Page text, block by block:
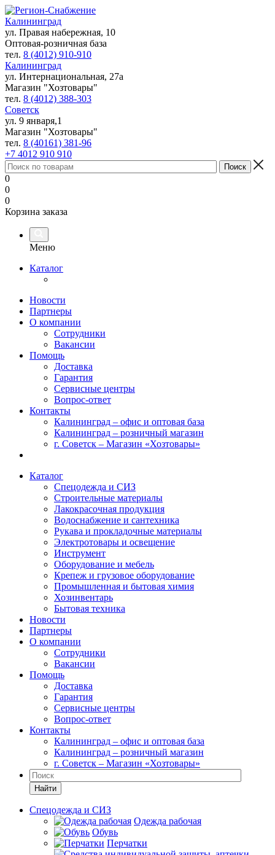
Калининград
ул. Правая набережная, 10
Оптовая-розничная база
тел. 8 (4012) 910-910
Калининград
ул. Интернациональная, 27а
Магазин "Хозтовары"
тел. 8 (4012) 388-303
Советск
ул. 9 января,1
Магазин "Хозтовары"
тел. 8 (40161) 381-96
+7 4012 910 910
0
0
0
Корзина заказа
Меню
Каталог
Новости
Партнеры
О компании
Сотрудники
Вакансии
Помощь
Доставка
Гарантия
Сервисные центры
Вопрос-ответ
Контакты
Калининград – офис и оптовая база
Калининград – розничный магазин
г. Советск – Магазин «Хозтовары»
Каталог
Спецодежда и СИЗ
Строительные материалы
Лакокрасочная продукция
Водоснабжение и сантехника
Рукава и прокладочные материалы
Электротовары и освещение
Инструмент
Оборудование и мебель
Крепеж и грузовое оборудование
Промышленная и бытовая химия
Хозинвентарь
Бытовая техника
Новости
Партнеры
О компании
Сотрудники
Вакансии
Помощь
Доставка
Гарантия
Сервисные центры
Вопрос-ответ
Контакты
Калининград – офис и оптовая база
Калининград – розничный магазин
г. Советск – Магазин «Хозтовары»
Найти
Спецодежда и СИЗ
Одежда рабочая
Обувь
Перчатки